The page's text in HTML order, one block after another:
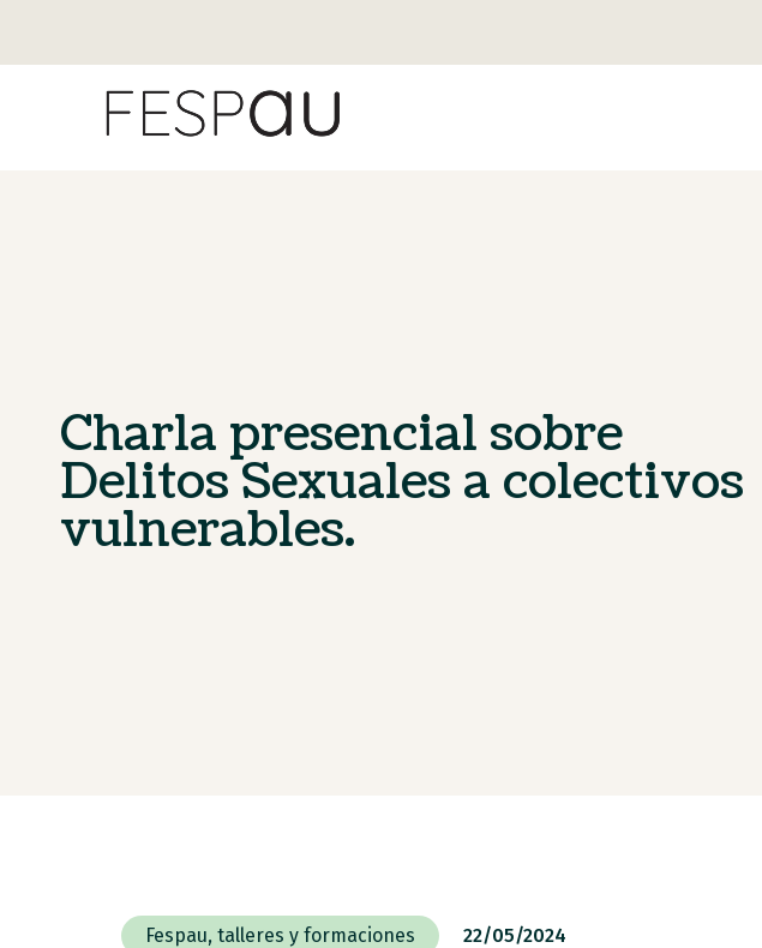
Charla presencial sobre
Delitos Sexuales a colectivos
vulnerables.
Fespau, talleres y formaciones
22/05/2024